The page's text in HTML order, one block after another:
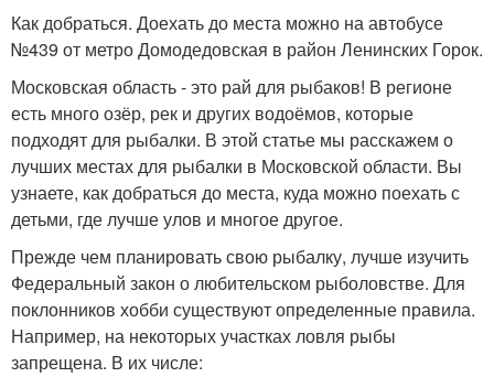
Как добраться. Доехать до места можно на автобусе
№439 от метро Домодедовская в район Ленинских Горок.
Московская область - это рай для рыбаков! В регионе
есть много озёр, рек и других водоёмов, которые
подходят для рыбалки. В этой статье мы расскажем о
лучших местах для рыбалки в Московской области. Вы
узнаете, как добраться до места, куда можно поехать с
детьми, где лучше улов и многое другое.
Прежде чем планировать свою рыбалку, лучше изучить
Федеральный закон о любительском рыболовстве. Для
поклонников хобби существуют определенные правила.
Например, на некоторых участках ловля рыбы
запрещена. В их числе: